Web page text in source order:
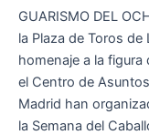
GUARISMO DEL
la Plaza de Toros
homenaje a la figura
el Centro de
Madrid han
la Semana del
Peralta